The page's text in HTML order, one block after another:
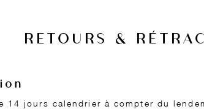
RETOURS &
14 jours calendrier à compter du